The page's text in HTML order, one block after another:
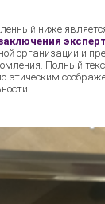
ниже
организации и
Полный
этическим